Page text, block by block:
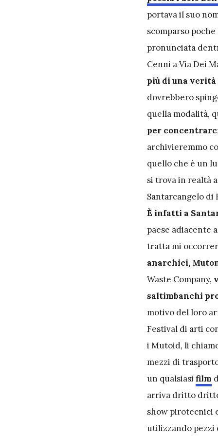
portava il suo
scomparso
pronunciata
Cenni a Via Dei
più di una
dovrebbero
quella modalità,
per
archivieremmo
quello che è un
si trova in realtà
Santarcangelo di
È infatti a
paese adiacente
tratta mi
anarchici,
Waste Company,
saltimbanchi
motivo del loro
Festival di arti
i Mutoid, li
mezzi di
un qualsiasi film
arriva dritto
show pirotecnici
utilizzando pezzi